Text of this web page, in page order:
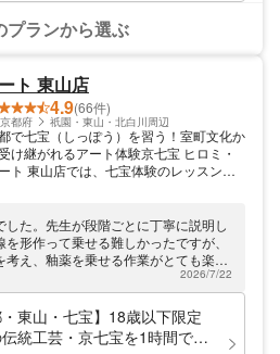
プランから選ぶ
ト 東山店
4.9(66件)
京都府 祇園・東山・北白川周辺
で七宝（しっぽう）を習う！室町文化か
け継がれるアート体験京七宝 ヒロミ・
ト 東山店では、七宝体験のレッスンを
に開花した七宝とは、金属製の下地の上
薬を乗せ高温で焼成することで美しいガ
様の質感が得られる伝統工芸のひとつで
史のある七宝。ヒロミ・アートでは、現
にアレンジした京七宝の体験をみなさま
提供しています。シンプルな色付けから
的な有線七宝まで！その優雅な輝きはい
た。先生が段階ごとに丁寧に説明し
形作って乗せる難しかったですが、
考え、釉薬を乗せる作業がとても楽し
らの色の変化も面白く、仕上げは先生
、自分の作品ができるのは、とても良
2026/7/22
・東山・七宝】18歳以下限定
統工芸・京七宝を1時間で気